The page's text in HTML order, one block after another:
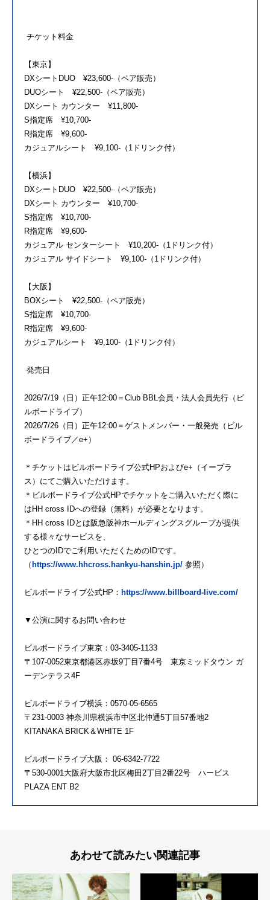
チケット料金
【東京】
DXシートDUO ¥23,600-（ペア販売）
DUOシート ¥22,500-（ペア販売）
DXシート カウンター ¥11,800-
S指定席 ¥10,700-
R指定席 ¥9,600-
カジュアルシート ¥9,100-（1ドリンク付）
【横浜】
DXシートDUO ¥22,500-（ペア販売）
DXシート カウンター ¥10,700-
S指定席 ¥10,700-
R指定席 ¥9,600-
カジュアル センターシート ¥10,200-（1ドリンク付）
カジュアル サイドシート ¥9,100-（1ドリンク付）
【大阪】
BOXシート ¥22,500-（ペア販売）
S指定席 ¥10,700-
R指定席 ¥9,600-
カジュアルシート ¥9,100-（1ドリンク付）
発売日
2026/7/19（日）正午12:00＝Club BBL会員・法人会員先行（ビ
ルボードライブ）
2026/7/26（日）正午12:00＝ゲストメンバー・一般発売（ビル
ボードライブ／e+）
＊チケットはビルボードライブ公式HPおよびe+（イープラ
ス）にてご購入いただけます。
＊ビルボードライブ公式HPでチケットをご購入いただく際に
はHH cross IDへの登録（無料）が必要となります。
＊HH cross IDとは阪急阪神ホールディングスグループが提供
する様々なサービスを、
ひとつのIDでご利用いただくためのIDです。
（ https://www.hhcross.hankyu-hanshin.jp/ 参照）
ビルボードライブ公式HP： https://www.billboard-live.com/
▼公演に関するお問い合わせ
ビルボードライブ東京：03-3405-1133
〒107-0052東京都港区赤坂9丁目7番4号 東京ミッドタウン ガ
ーデンテラス4F
ビルボードライブ横浜：0570-05-6565
〒231-0003 神奈川県横浜市中区北仲通5丁目57番地2
KITANAKA BRICK＆WHITE 1F
ビルボードライブ大阪： 06-6342-7722
〒530-0001大阪府大阪市北区梅田2丁目2番22号 ハービス
PLAZA ENT B2
あわせて読みたい関連記事